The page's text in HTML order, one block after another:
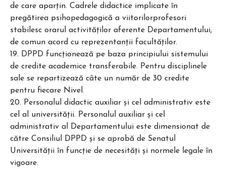
de care aparţin. Cadrele didactice implicate în
pregătirea psihopedagogică a viitorilorprofesori
stabilesc orarul activităţilor aferente Departamentului,
de comun acord cu reprezentanţii facultăţilor.
19. DPPD funcţionează pe baza principiului sistemului
de credite academice transferabile. Pentru disciplinele
sale se repartizează câte un număr de 30 credite
pentru fiecare Nivel.
20. Personalul didactic auxiliar şi cel administrativ este
cel al universităţii. Personalul auxiliar şi cel
administrativ al Departamentului este dimensionat de
către Consiliul DPPD și se aprobă de Senatul
Universităţii în funcţie de necesităţi şi normele legale în
vigoare.